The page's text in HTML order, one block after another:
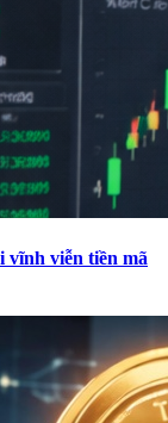
vĩnh viễn tiền mã